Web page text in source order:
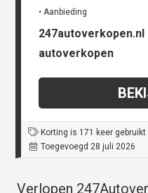
• Aanbieding
autoverkopen
Korting is 171 keer gebruikt
Toegevoegd 28 juli 2026
Verlopen